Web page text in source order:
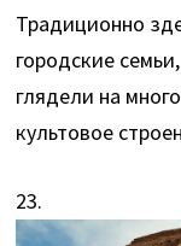
Традиционно
городские
глядели на
культовое
23.